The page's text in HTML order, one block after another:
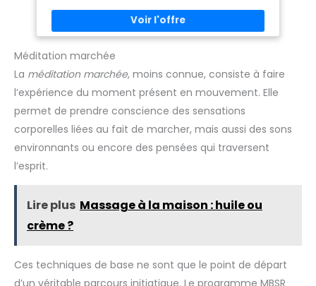
Elégante et stylée, la gamme de coussins de yoga ANADEO
se caractérise par ses couleurs uniqu ECO-RESPONSABLE:
Coussin rembourré de Kapok fibre 100% naturelle et
recyclable. Matière résistante à un usage quotidien. Fibre
légère, imperméable et imputrescible. TESTE ET APPROUVE :
Produit recommandé par de nombreuses associations et
enseignants de yoga, notamment par l'Ecole Française de
côtés du coussin pour replacer la fibre naturelle. Nettoyage
facile à l’aide d’une éponge humide et un peu de savon.
Laisser sécher. Ne pas laver en machine. Ne pas immerger.
Les dimensions peuvent légèrement varier d'un modèle ou
d'une couleur à l'autre en raison des métiers à tisser
utilisés.
Méditation marchée
La méditation marchée, moins connue, consiste à faire
l’expérience du moment présent en mouvement. Elle
permet de prendre conscience des sensations
corporelles liées au fait de marcher, mais aussi des sons
environnants ou encore des pensées qui traversent
l’esprit.
Lire plus Massage à la maison : huile ou
crème ?
Ces techniques de base ne sont que le point de départ
d’un véritable parcours initiatique. Le programme MBSR